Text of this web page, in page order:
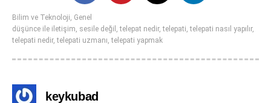
Bilim ve Teknoloji, Genel
düşünce ile iletişim, sesile değil ,telepat nedir,telepati,telepati nasıl yapılır,
telepati nedir,telepati uzmanı,telepati yapmak
keykubad